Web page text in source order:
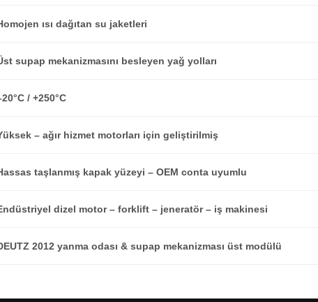
ısı dağıtan su jaketleri
supap mekanizmasını besleyen yağ yolları
/ +250°C
– ağır hizmet motorları için geliştirilmiş
taşlanmış kapak yüzeyi – OEM conta uyumlu
dizel motor – forklift – jeneratör – iş makinesi
2012 yanma odası & supap mekanizması üst modülü